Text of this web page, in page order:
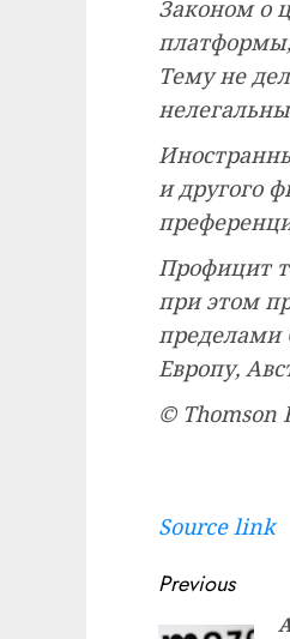
Законом о
Тему не
и другого
Профицит
при этом
пределами
Европу,
© Thomson
Source link
Continue
Reading
Previous